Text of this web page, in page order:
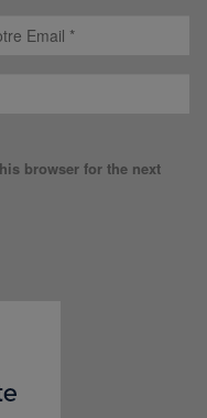
browser for the next